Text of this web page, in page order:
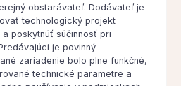
obstarávateľ. Dodávateľ je
technologický projekt
poskytnúť súčinnosť pri
je povinný
zariadenie bolo plne funkčné,
technické parametre a